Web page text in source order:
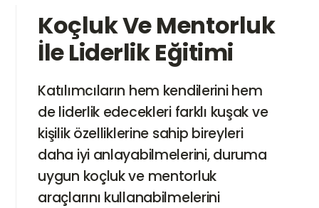
Koçluk Ve Mentorluk
İle Liderlik Eğitimi
Katılımcıların hem kendilerini hem
de liderlik edecekleri farklı kuşak ve
kişilik özelliklerine sahip bireyleri
daha iyi anlayabilmelerini, duruma
uygun koçluk ve mentorluk
araçlarını kullanabilmelerini